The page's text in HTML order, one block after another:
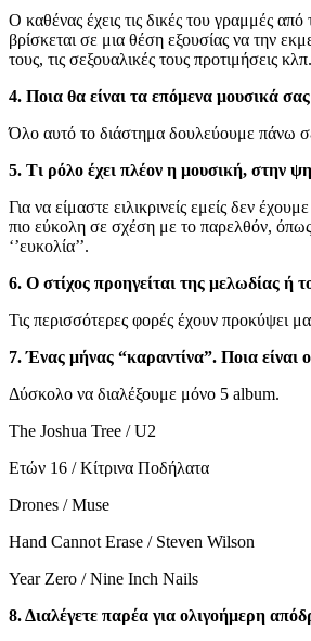
Ο καθένας έχεις τις δικές του γραμμές
βρίσκεται σε μια θέση εξουσίας να την
τους, τις σεξουαλικές τους προτιμήσεις
4. Ποια θα είναι τα επόμενα μουσικά
Όλο αυτό το διάστημα δουλεύουμε πάνω
5. Τι ρόλο έχει πλέον η μουσική, στην
Για να είμαστε ειλικρινείς εμείς δεν
πιο εύκολη σε σχέση με το παρελθόν, όπως
‘’ευκολία’’.
6. Ο στίχος προηγείται της μελωδίας ή
Τις περισσότερες φορές έχουν προκύψει
7. Ένας μήνας “καραντίνα”. Ποια είναι
Δύσκολο να διαλέξουμε μόνο 5 album.
The Joshua Tree / U2
Ετών 16 / Κίτρινα Ποδήλατα
Drones / Muse
Hand Cannot Erase / Steven Wilson
Year Zero / Nine Inch Nails
8. Διαλέγετε παρέα για ολιγοήμερη